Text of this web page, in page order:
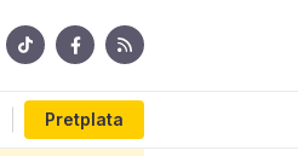
Pretplata